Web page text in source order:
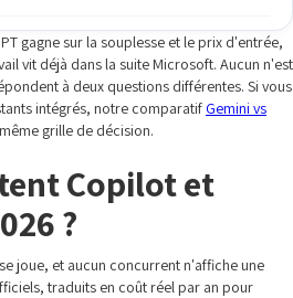
gagne sur la souplesse et le prix d'entrée,
vit déjà dans la suite Microsoft. Aucun n'est
à deux questions différentes. Si vous
intégrés, notre comparatif Gemini vs
grille de décision.
Copilot et
?
joue, et aucun concurrent n'affiche une
traduits en coût réel par an pour